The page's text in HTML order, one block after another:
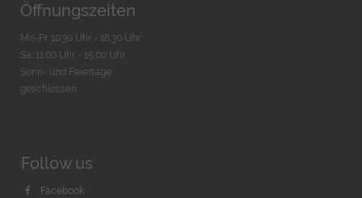
Öffnungszeiten
Mo-Fr. 10:30 Uhr - 18:30 Uhr
Sa. 11:00 Uhr - 15.00 Uhr
Sonn- und Feiertage
geschlossen
Follow us
Facebook